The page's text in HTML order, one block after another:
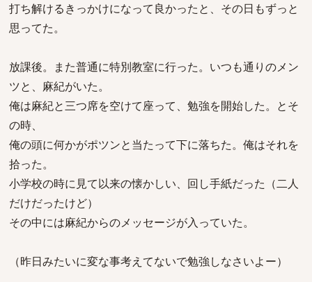
打ち解けるきっかけになって良かったと、その日もずっと
思ってた。
放課後。また普通に特別教室に行った。いつも通りのメン
ツと、麻紀がいた。
俺は麻紀と三つ席を空けて座って、勉強を開始した。とそ
の時、
俺の頭に何かがポツンと当たって下に落ちた。俺はそれを
拾った。
小学校の時に見て以来の懐かしい、回し手紙だった（二人
だけだったけど）
その中には麻紀からのメッセージが入っていた。
（昨日みたいに変な事考えてないで勉強しなさいよー）